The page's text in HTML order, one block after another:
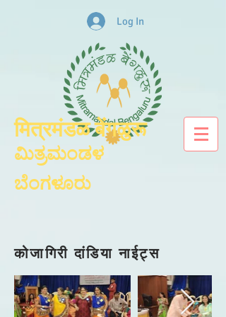
Log In
मित्रमंडळ बेंगळुरू
ಮಿತ್ರಮಂಡಳ
ಬೆಂಗಳೂರು
कोजागिरी दांडिया नाईट्स